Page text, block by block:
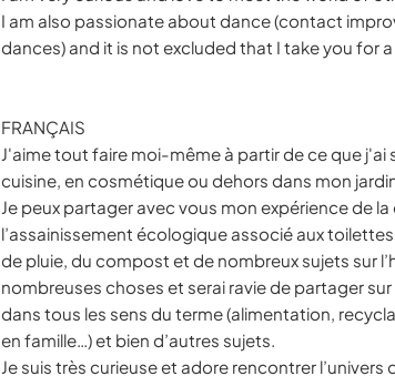
I am also passionate about dance (contact
dances) and it is not excluded that I take you for
FRANÇAIS
J'aime tout faire moi-même à partir de ce que j'ai
cuisine, en cosmétique ou dehors dans mon
Je peux partager avec vous mon expérience de
l’assainissement écologique associé aux
de pluie, du compost et de nombreux sujets sur
nombreuses choses et serai ravie de partager
dans tous les sens du terme (alimentation,
en famille…) et bien d’autres sujets.
Je suis très curieuse et adore rencontrer